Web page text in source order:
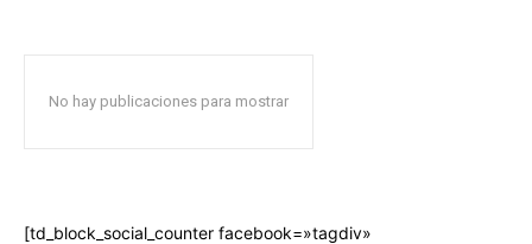
No hay publicaciones para mostrar
[td_block_social_counter facebook=»tagdiv»